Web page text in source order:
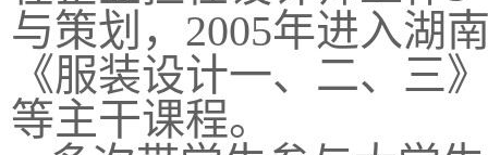
与策划， 2005年进入湖
《服装设计一、二、三
等主干课程。